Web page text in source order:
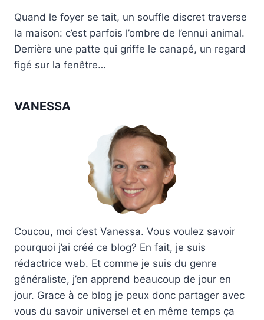
Quand le foyer se tait, un souffle discret traverse
la maison: c’est parfois l’ombre de l’ennui animal.
Derrière une patte qui griffe le canapé, un regard
figé sur la fenêtre…
VANESSA
Coucou, moi c’est Vanessa. Vous voulez savoir
pourquoi j’ai créé ce blog? En fait, je suis
rédactrice web. Et comme je suis du genre
généraliste, j’en apprend beaucoup de jour en
jour. Grace à ce blog je peux donc partager avec
vous du savoir universel et en même temps ça